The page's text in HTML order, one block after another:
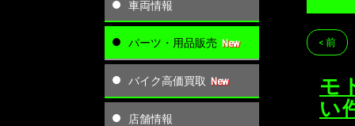
車両情報
パーツ・用品販売
バイク高価買取
店舗情報
< 前
モ
い